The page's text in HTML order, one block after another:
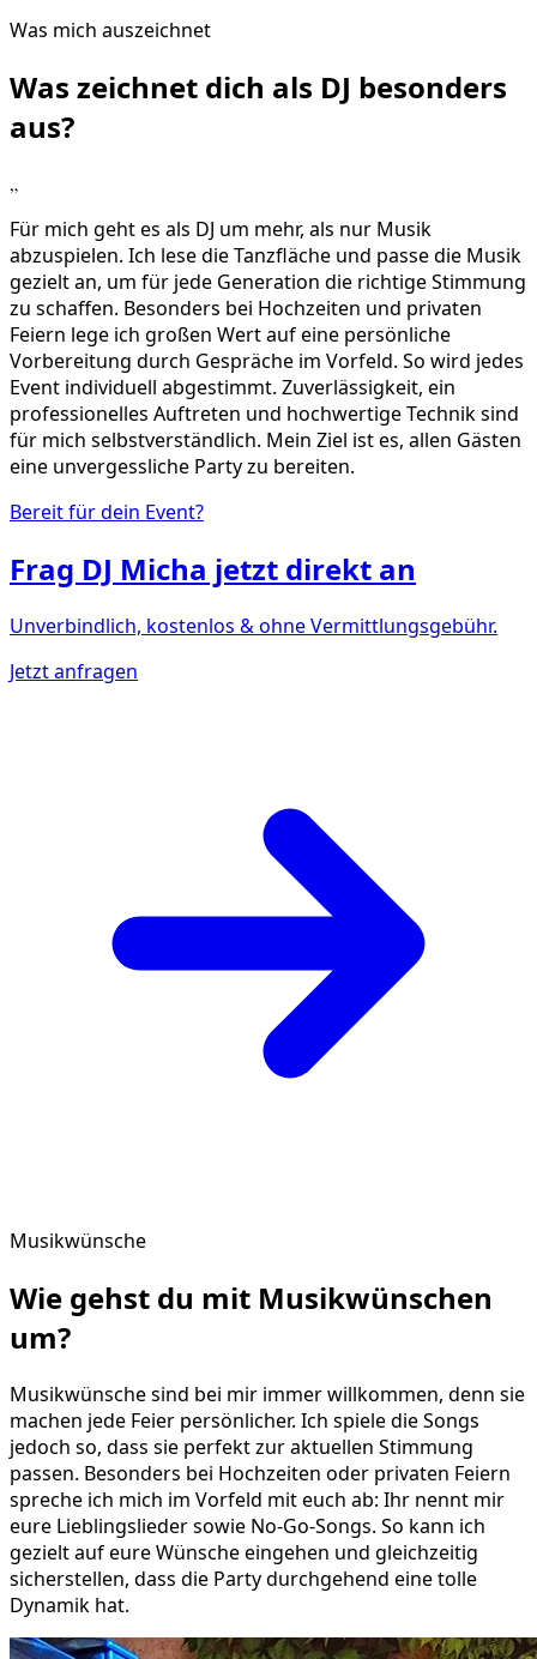
Was mich auszeichnet
Was zeichnet dich als DJ besonders
aus?
„
Für mich geht es als DJ um mehr, als nur Musik
abzuspielen. Ich lese die Tanzfläche und passe die Musik
gezielt an, um für jede Generation die richtige Stimmung
zu schaffen. Besonders bei Hochzeiten und privaten
Feiern lege ich großen Wert auf eine persönliche
Vorbereitung durch Gespräche im Vorfeld. So wird jedes
Event individuell abgestimmt. Zuverlässigkeit, ein
professionelles Auftreten und hochwertige Technik sind
für mich selbstverständlich. Mein Ziel ist es, allen Gästen
eine unvergessliche Party zu bereiten.
Bereit für dein Event?
Frag DJ Micha jetzt direkt an
Unverbindlich, kostenlos & ohne Vermittlungsgebühr.
Jetzt anfragen
Musikwünsche
Wie gehst du mit Musikwünschen
um?
Musikwünsche sind bei mir immer willkommen, denn sie
machen jede Feier persönlicher. Ich spiele die Songs
jedoch so, dass sie perfekt zur aktuellen Stimmung
passen. Besonders bei Hochzeiten oder privaten Feiern
spreche ich mich im Vorfeld mit euch ab: Ihr nennt mir
eure Lieblingslieder sowie No-Go-Songs. So kann ich
gezielt auf eure Wünsche eingehen und gleichzeitig
sicherstellen, dass die Party durchgehend eine tolle
Dynamik hat.